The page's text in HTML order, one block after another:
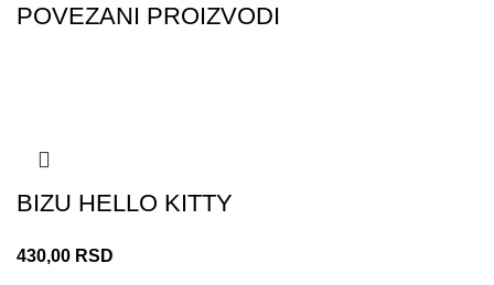
POVEZANI PROIZVODI
BIZU HELLO KITTY
430,00 RSD